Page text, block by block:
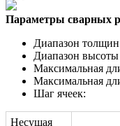
Параметры сварных
Диапазон
Диапазон
Максимальная
Максимальная
Шаг ячеек:
Несущая